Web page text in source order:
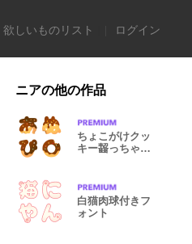
欲しいものリスト ログイン
ニアの他の作品
ちょこがけクッ
キー齧っちゃっ
白猫肉球付きフ
ォント